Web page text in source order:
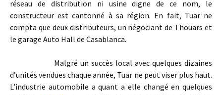
réseau de distribution ni usine digne de ce nom, le
constructeur est cantonné à sa région. En fait, Tuar ne
compta que deux distributeurs, un négociant de Thouars et
le garage Auto Hall de Casablanca.
Malgré un succès local avec quelques dizaines
d’unités vendues chaque année, Tuar ne peut viser plus haut.
L’industrie automobile a quant a elle changé en quelques